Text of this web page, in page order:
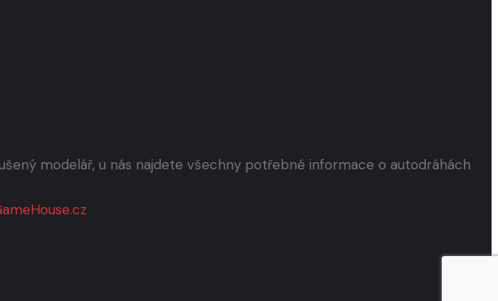
modelář, u nás najdete všechny potřebné informace o autodráhách